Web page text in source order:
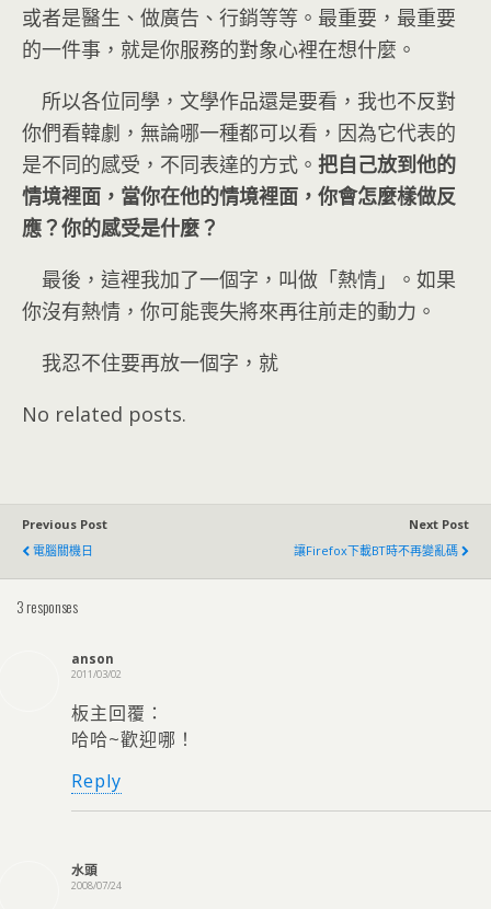
或者是醫生、做廣告、行銷等等。最重要，最重要
的一件事，就是你服務的對象心裡在想什麼。
所以各位同學，文學作品還是要看，我也不反對
你們看韓劇，無論哪一種都可以看，因為它代表的
是不同的感受，不同表達的方式。 把自己放到他的
情境裡面，當你在他的情境裡面，你會怎麼樣做反
應？你的感受是什麼？
最後，這裡我加了一個字，叫做「熱情」。如果
你沒有熱情，你可能喪失將來再往前走的動力。
我忍不住要再放一個字，就
No related posts.
Previous Post
電腦關機日
Next Post
讓Firefox下載BT時不再變亂碼
3 responses
anson
2011/03/02
板主回覆：
哈哈~歡迎哪！
Reply
水頭
2008/07/24